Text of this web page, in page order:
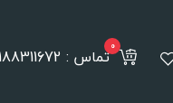
تماس : 02188311672-021884910130